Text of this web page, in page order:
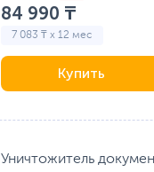
84 990 ₸
7 083 ₸ x 12 мес
Купить
Уничтожитель